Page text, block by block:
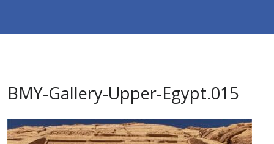
BMY-Gallery-Upper-Egypt.015